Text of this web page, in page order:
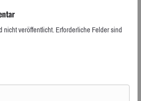
nicht veröffentlicht.Erforderliche Felder sind